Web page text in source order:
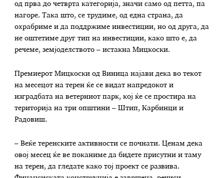
од прва до четврта категорија, значи само од петта, па
нагоре. Така што, се трудиме, од една страна, да
охрабриме и да поддржиме инвестиции, но од друга, да
не оштетиме друг тип на инвестиции, како што е, да
речеме, земјоделството – истакна Мицкоски.
Премиерот Мицкоски од Виница најави дека во текот
на месецот на терен ќе се видат напредокот и
изградбата на ветерниот парк, кој ќе се простира на
територија на три општини – Штип, Карбинци и
Радовиш.
– Веќе теренските активности се почнати. Ценам дека
овој месец ќе ве поканиме да бидете присутни и таму
на терен, да гледате како тој проект се развива.